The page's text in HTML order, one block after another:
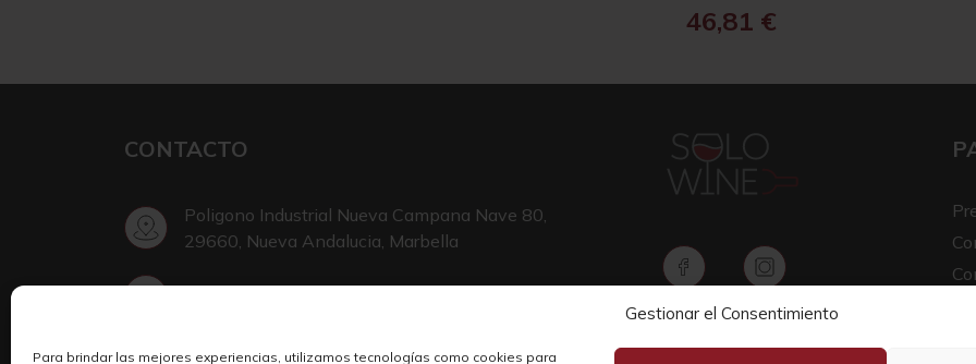
Gestionar el Consentimiento
Para brindar las mejores experiencias, utilizamos tecnologías como cookies para
46,81 €
CONTACTO
Poligono Industrial Nueva Campana Nave 80,
29660, Nueva Andalucia, Marbella